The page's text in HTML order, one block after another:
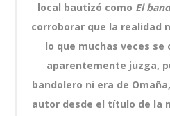
local bautizó como El
corroborar que la realidad
lo que muchas veces se
aparentemente juzga,
bandolero ni era de
autor desde el título de la